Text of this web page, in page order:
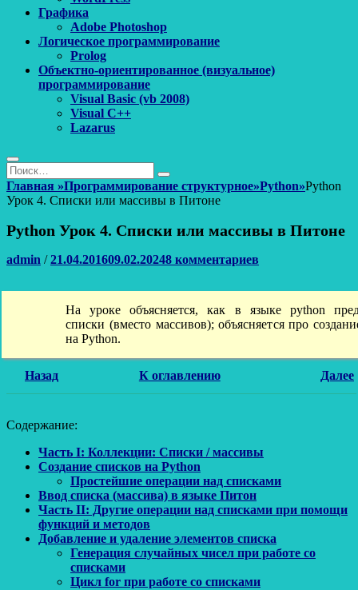
Графика
Adobe Photoshop
Логическое программирование
Prolog
Объектно-ориентированное (визуальное)
программирование
Visual Basic (vb 2008)
Visual C++
Lazarus
Поиск
Найти:
Поиск
Главная »Программирование структурное»Python»Python
Урок 4. Списки или массивы в Питоне
Python Урок 4. Списки или массивы в Питоне
Автор
admin / Опубликовано
21.04.201609.02.20248 комментариев
На уроке объясняется, как в языке python
списки (вместо массивов); объясняется про
на Python.
Назад К оглавлению Далее
Содержание:
Часть I: Коллекции: Списки / массивы
Создание списков на Python
Простейшие операции над списками
Ввод списка (массива) в языке Питон
Часть II: Другие операции над списками при помощи
функций и методов
Добавление и удаление элементов списка
Генерация случайных чисел при работе со
списками
Цикл for при работе со списками